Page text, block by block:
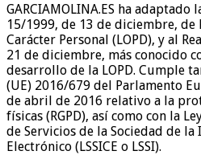
GARCIAMOLINA.ES ha adaptado
15/1999, de 13 de diciembre, de
Carácter Personal (LOPD), y al
21 de diciembre, más conocido
desarrollo de la LOPD. Cumple
(UE) 2016/679 del Parlamento
de abril de 2016 relativo a la
físicas (RGPD), así como con la
de Servicios de la Sociedad de
Electrónico (LSSICE o LSSI).